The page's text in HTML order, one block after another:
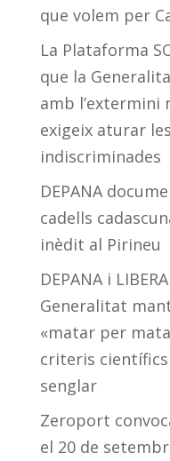
que volem per
La Plataforma
que la
amb l’extermini
exigeix aturar
indiscriminades
DEPANA
cadells
inèdit al Pirineu
DEPANA i
Generalitat
«matar per
criteris
senglar
Zeroport
el 20 de